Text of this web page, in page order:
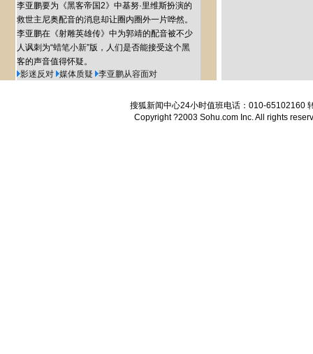
李亚鹏要为《黑客帝国2》中基努·里维斯扮演的
救世主尼奥配音的消息却让圈内圈外一片哗然。
李亚鹏在《射雕英雄传》中为郭靖的配音被不少
人讽刺为“蜡笔小新”版，人们是否能接受这个黑
客的声音值得怀疑。
影迷反对 媒体质疑 李亚鹏从容面对
搜狐新闻中心24小时值班电话：010-65102160
Copyright ?2003 Sohu.com Inc. All rights